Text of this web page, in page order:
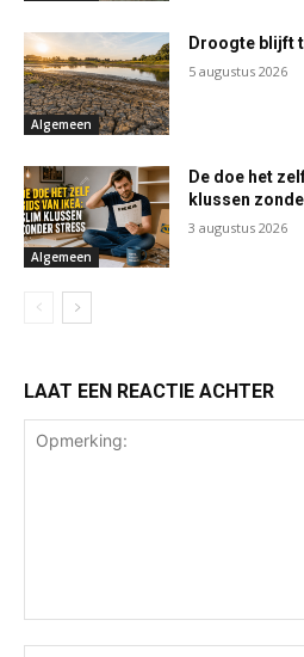
Algemeen
Droogte blijft
5 augustus 2026
Algemeen
De doe het
klussen
3 augustus 2026
LAAT EEN REACTIE ACHTER